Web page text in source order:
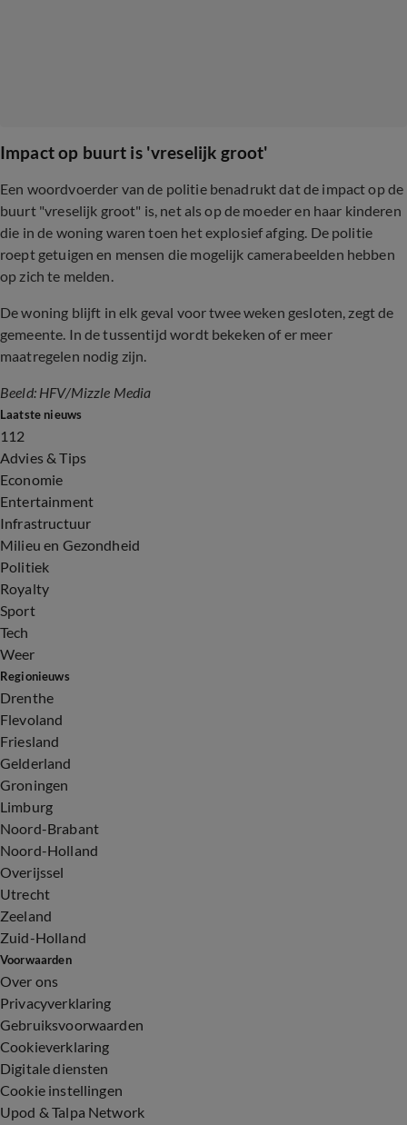
Impact op buurt is 'vreselijk groot'
Een woordvoerder van de politie benadrukt dat de impact op de
buurt "vreselijk groot" is, net als op de moeder en haar kinderen
die in de woning waren toen het explosief afging. De politie
roept getuigen en mensen die mogelijk camerabeelden hebben
op zich te melden.
De woning blijft in elk geval voor twee weken gesloten, zegt de
gemeente. In de tussentijd wordt bekeken of er meer
maatregelen nodig zijn.
Beeld: HFV/Mizzle Media
Laatste nieuws
112
Advies & Tips
Economie
Entertainment
Infrastructuur
Milieu en Gezondheid
Politiek
Royalty
Sport
Tech
Weer
Regionieuws
Drenthe
Flevoland
Friesland
Gelderland
Groningen
Limburg
Noord-Brabant
Noord-Holland
Overijssel
Utrecht
Zeeland
Zuid-Holland
Voorwaarden
Over ons
Privacyverklaring
Gebruiksvoorwaarden
Cookieverklaring
Digitale diensten
Cookie instellingen
Upod & Talpa Network